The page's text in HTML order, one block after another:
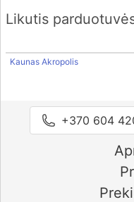
Likutis
Kaunas Akropolis
+370 604